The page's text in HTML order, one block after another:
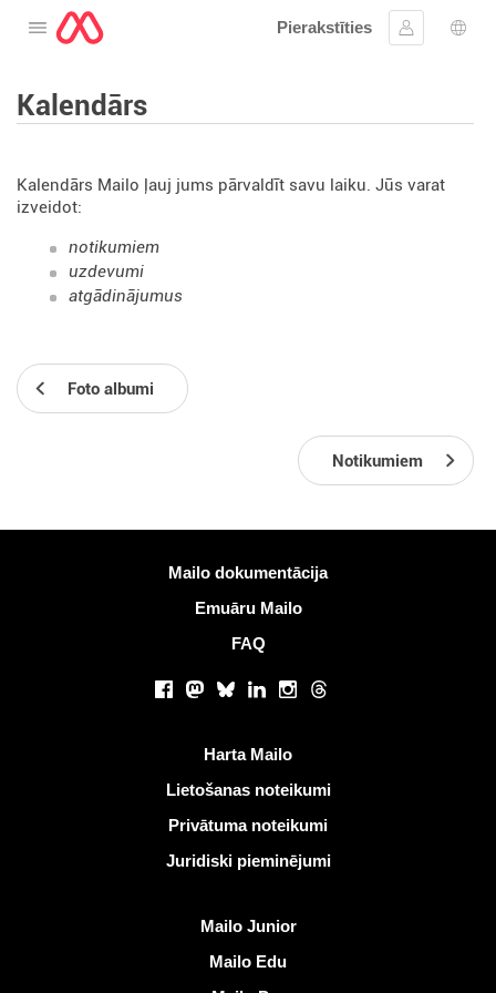
Atveriet izvēlni
Pierakstīties
Ielogoties
Kalendārs
Kalendārs Mailo ļauj jums pārvaldīt savu laiku. Jūs varat
izveidot:
notikumiem
uzdevumi
atgādinājumus
Foto albumi
Notikumiem
Mailo dokumentācija
Emuāru Mailo
FAQ
Facebook
Mastodon
BlueskyLinkedInInstagram
Threads
Harta Mailo
Lietošanas noteikumi
Privātuma noteikumi
Juridiski pieminējumi
Mailo Junior
Mailo Edu